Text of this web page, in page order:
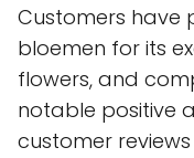
Customers have
bloemen for its
flowers, and
notable positive
customer